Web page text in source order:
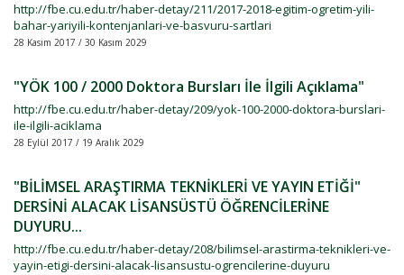
http://fbe.cu.edu.tr/haber-detay/211/2017-2018-egitim-ogretim-yili-
bahar-yariyili-kontenjanlari-ve-basvuru-sartlari
28 Kasım 2017 / 30 Kasım 2029
"YÖK 100 / 2000 Doktora Bursları İle İlgili Açıklama"
http://fbe.cu.edu.tr/haber-detay/209/yok-100-2000-doktora-burslari-
ile-ilgili-aciklama
28 Eylül 2017 / 19 Aralık 2029
"BİLİMSEL ARAŞTIRMA TEKNİKLERİ VE YAYIN ETİĞİ"
DERSİNİ ALACAK LİSANSÜSTÜ ÖĞRENCİLERİNE
DUYURU...
http://fbe.cu.edu.tr/haber-detay/208/bilimsel-arastirma-teknikleri-ve-
yayin-etigi-dersini-alacak-lisansustu-ogrencilerine-duyuru